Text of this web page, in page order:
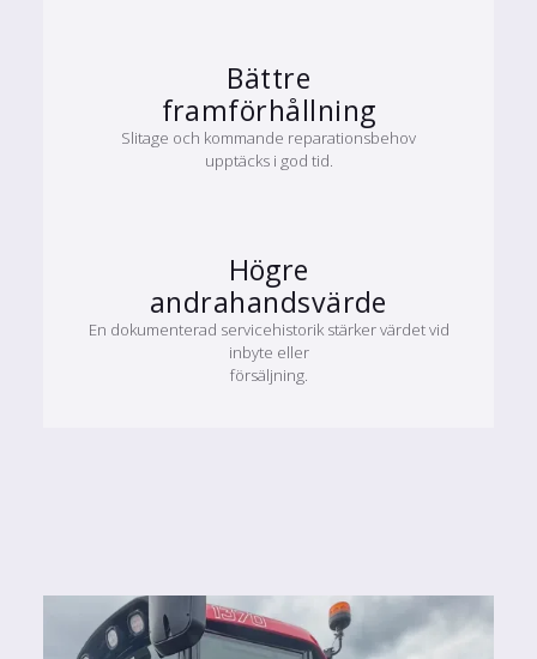
Bättre
framförhållning
Slitage och kommande reparationsbehov
upptäcks i god tid.
Högre
andrahandsvärde
En dokumenterad servicehistorik stärker värdet vid
inbyte eller
försäljning.